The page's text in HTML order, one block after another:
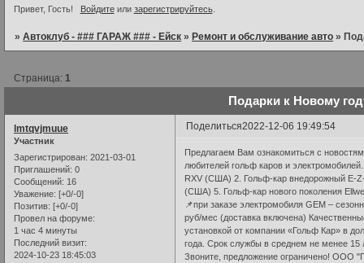
Привет, Гость! Войдитеили зарегистрируйтесь.
»Автоклуб - ### ГАРАЖ ### - Ейск » Ремонт и обслуживание авто »
Подарки к Новому
Страница:1
Поделиться2022-12-06 19:49:54
lmtqvjmuue
Участник
Зарегистрирован: 2021-03-01
Приглашений: 0
Сообщений: 16
Уважение: [+0/-0]
Позитив: [+0/-0]
Провел на форуме:
1 час 4 минуты
Последний визит:
2024-10-23 18:45:03
Предлагаем Вам ознакомиться с
любителей гольф каров и
RXV (США) 2. Гольф-кар внедорожный E-
(США) 5. Гольф-кар нового поколения
📌при заказе электромобиля GEM –
руб/мес (доставка включена)
установкой от компании «Гольф Кар» в
года. Срок службы в среднем не менее 15
Звоните, предложение ограничено! ООО